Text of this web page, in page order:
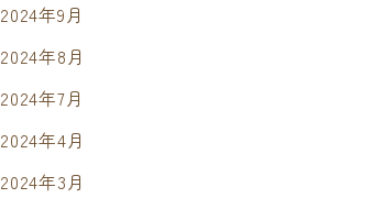
2024年9月
2024年8月
2024年7月
2024年4月
2024年3月